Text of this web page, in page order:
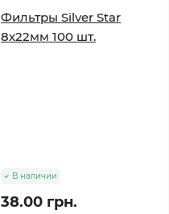
Фильтры Silver Star
8х22мм 100 шт.
В наличии
38.00 грн.